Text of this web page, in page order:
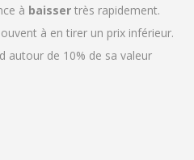
à baisser très rapidement.
à en tirer un prix inférieur.
autour de 10% de sa valeur